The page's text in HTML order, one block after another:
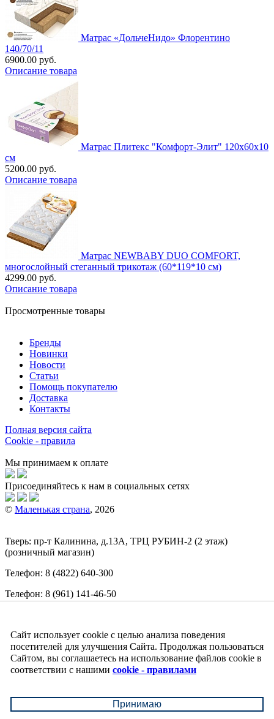
Матрас «ДольчеНидо» Флорентино
140/70/11
6900.00 руб.
Описание товара
Матрас Плитекс "Комфорт-Элит" 120х60х10
см
5200.00 руб.
Описание товара
Матрас NEWBABY DUO COMFORT,
многослойный стеганный трикотаж (60*119*10 см)
4299.00 руб.
Описание товара
Просмотренные товары
Бренды
Новинки
Новости
Статьи
Помощь покупателю
Доставка
Контакты
Полная версия сайта
Cookie - правила
Мы принимаем к оплате
Присоединяйтесь к нам в социальных сетях
© Маленькая страна, 2026
Тверь: пр-т Калинина, д.13А, ТРЦ РУБИН-2 (2 этаж)
(розничный магазин)
Телефон: 8 (4822) 640-300
Телефон: 8 (961) 141-46-50
Обращаем ваше внимание на то, что вся информация
(включая цены) на этом интернет-сайте носит исключительно
информационный характер и ни при каких условиях не
является публичной офертой, определяемой положениями
Сайт использует cookie с целью анализа поведения
посетителей для улучшения Сайта. Продолжая пользоваться
Сайтом, вы соглашаетесь на использование файлов cookie в
соответствии с нашими cookie - правилами
Принимаю